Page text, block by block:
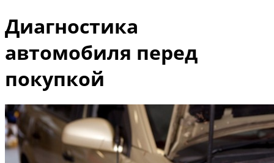
Диагностика
автомобиля перед
покупкой